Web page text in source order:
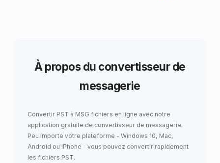
À propos du convertisseur de
messagerie
Convertir PST à MSG fichiers en ligne avec notre
application gratuite de convertisseur de messagerie.
Peu importe votre plateforme - Windows 10, Mac,
Android ou iPhone - vous pouvez convertir rapidement
les fichiers PST.